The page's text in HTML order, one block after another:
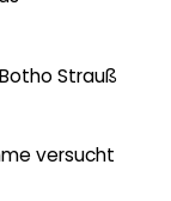
Strauß
versucht